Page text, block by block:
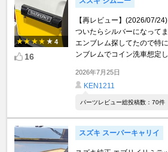
4
16
【再レビュー】(2026/07/
ついたらシルバーになって
エンブレム探してたので特
ンブレムでコイン洗車想定
2026年7月25日
KEN1211
パーツレビュー総投稿数：70件
スズキ スーパーキャリイ